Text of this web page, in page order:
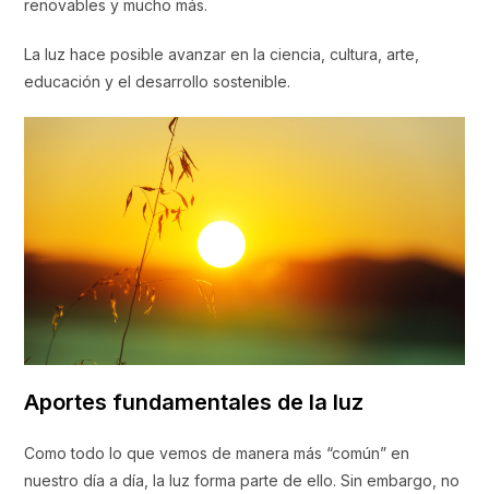
renovables y mucho más.
La luz hace posible avanzar en la ciencia, cultura, arte,
educación y el desarrollo sostenible.
Aportes fundamentales de la luz
Como todo lo que vemos de manera más “común” en
nuestro día a día, la luz forma parte de ello. Sin embargo, no